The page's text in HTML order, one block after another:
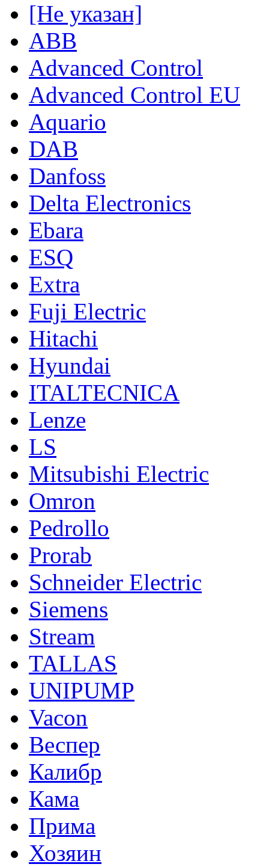
[Не указан]
ABB
Advanced Control
Advanced Control EU
Aquario
DAB
Danfoss
Delta Electronics
Ebara
ESQ
Extra
Fuji Electric
Hitachi
Hyundai
ITALTECNICA
Lenze
LS
Mitsubishi Electric
Omron
Pedrollo
Prorab
Schneider Electric
Siemens
Stream
TALLAS
UNIPUMP
Vacon
Веспер
Калибр
Кама
Прима
Хозяин